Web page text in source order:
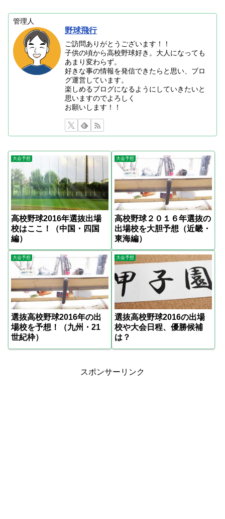
管理人
野球飛行
ご訪問ありがとうございます！！
子供の頃から高校野球好き。大人になっても
あまり変わらず。
好きな事の情報を発信できたらと思い、ブロ
グ運営しています。
楽しめるブログになるようにしていきたいと
思いますのでよろしく
お願いします！！
大会予想
高校野球2016年選抜出場
校はここ！（中国・四国
編）
大会予想
高校野球２０１６年選抜の
出場校を大胆予想（近畿・
東海編）
大会予想
選抜高校野球2016年の出
場校を予想！（九州・21
世紀枠）
大会予想
選抜高校野球2016の出場
校や大会日程、優勝候補
は？
スポンサーリンク